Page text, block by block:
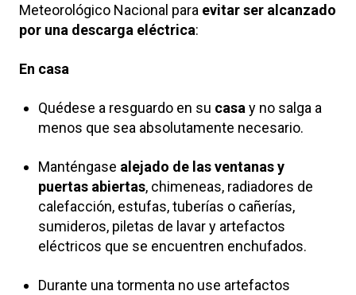
Meteorológico Nacional para evitar ser alcanzado
por una descarga eléctrica:
En casa
Quédese a resguardo en su casa y no salga a
menos que sea absolutamente necesario.
Manténgase alejado de las ventanas y
puertas abiertas, chimeneas, radiadores de
calefacción, estufas, tuberías o cañerías,
sumideros, piletas de lavar y artefactos
eléctricos que se encuentren enchufados.
Durante una tormenta no use artefactos